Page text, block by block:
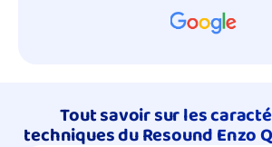
Tout savoir sur les
techniques du Resound Enzo